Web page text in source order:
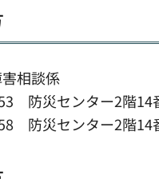
相談係
防災センター2階14
防災センター2階14